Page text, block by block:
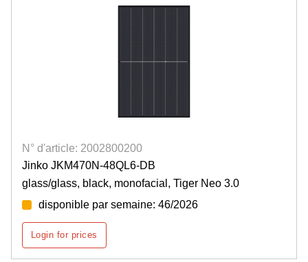
N° d'article: 2002800200
Jinko JKM470N-48QL6-DB
glass/glass, black, monofacial, Tiger Neo 3.0
disponible par semaine: 46/2026
Login for prices